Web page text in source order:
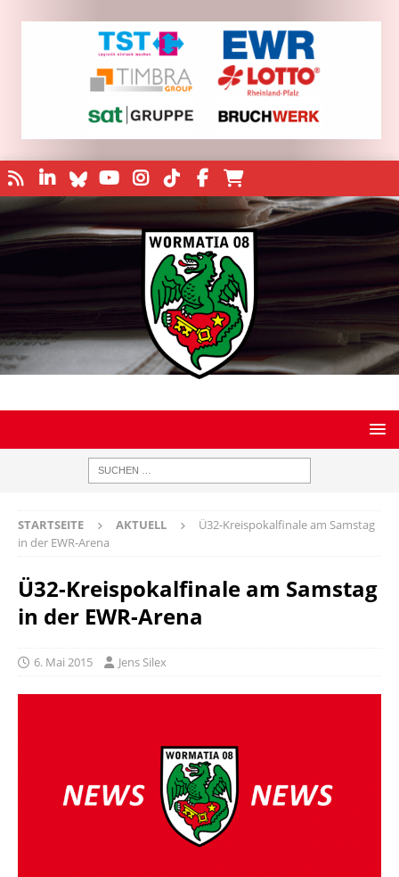
STARTSEITE AKTUELL
Ü32-Kreispokalfinale am Samstag
in der EWR-Arena
Ü32-Kreispokalfinale am Samstag
in der EWR-Arena
6. Mai 2015 Jens Silex